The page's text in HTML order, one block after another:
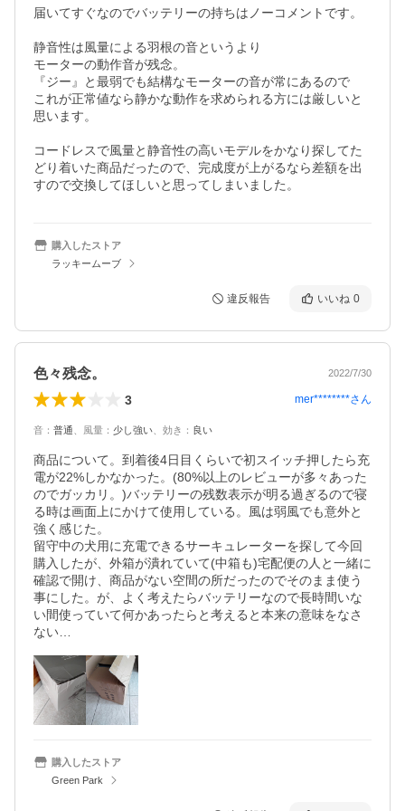
届いてすぐなのでバッテリーの持ちはノーコメントです。
静音性は風量による羽根の音というより
モーターの動作音が残念。
『ジー』と最弱でも結構なモーターの音が常にあるので
これが正常値なら静かな動作を求められる方には厳しいと
思います。
コードレスで風量と静音性の高いモデルをかなり探してた
どり着いた商品だったので、完成度が上がるなら差額を出
すので交換してほしいと思ってしまいました。
購入したストア
ラッキームーブ
違反報告 いいね 0
色々残念。 2022/7/30
3 mer********さん
音 ： 普通 風量 ： 少し強い 効き ： 良い
商品について。到着後4日目くらいで初スイッチ押したら充
電が22%しかなかった。(80%以上のレビューが多々あった
のでガッカリ。)バッテリーの残数表示が明る過ぎるので寝
る時は画面上にかけて使用している。風は弱風でも意外と
強く感じた。
留守中の犬用に充電できるサーキュレーターを探して今回
購入したが、外箱が潰れていて(中箱も)宅配便の人と一緒に
確認で開け、商品がない空間の所だったのでそのまま使う
事にした。が、よく考えたらバッテリーなので長時間いな
い間使っていて何かあったらと考えると本来の意味をなさ
ない…
購入したストア
Green Park